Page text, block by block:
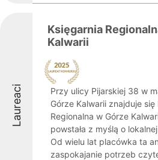
Laureaci
Księgarnia
Kalwarii
Przy ulicy Pijarskiej 38 w
Górze Kalwarii znajduje się
Regionalna w Górze
powstała z myślą o
Od wielu lat placówka ta
zaspokajanie potrzeb